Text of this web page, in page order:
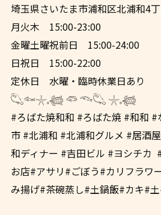
埼玉県さいたま市浦和区北浦和4
月火木 15:00-23:00
金曜土曜祝前日 15:00-24:00
日祝日 15:00-22:00
定休日 水曜・臨時休業日あり
𓆡𓆜𓇼𓈒𓆉 𓆛 𓆞𓆡 𓇼𓈒𓆉
#ろばた焼和和 #ろばた焼 #和和 #
市 #北浦和 #北浦和グルメ #居酒
和ディナー #吉田ビル #ヨシチカ
お店#アサリ#ごぼう#カリフラワ
み揚げ#茶碗蒸し#土鍋飯#カキ#